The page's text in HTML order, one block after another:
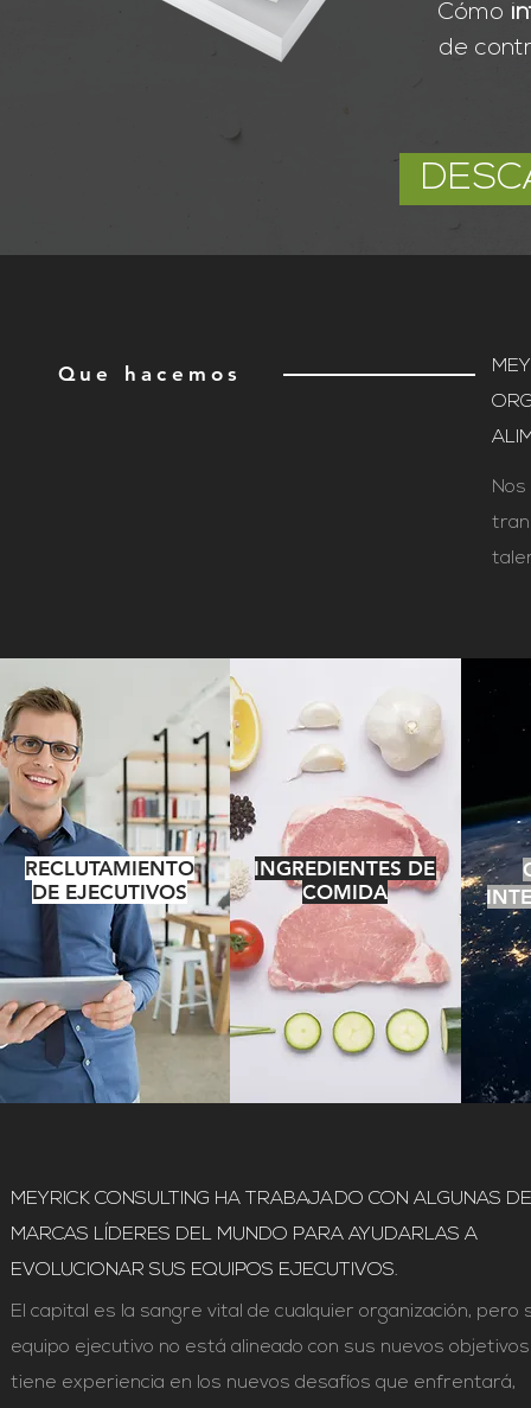
Cómo
de
Que hacemos
RECLUTAMIENTO
DE EJECUTIVOS
INGREDIENTES DE
COMIDA
MEYRICK CONSULTING HA TRABAJADO CON ALGUNAS
MARCAS LÍDERES DEL MUNDO PARA AYUDARLAS A
EVOLUCIONAR SUS EQUIPOS EJECUTIVOS.
El capital es la sangre vital de cualquier organización, pero
equipo ejecutivo no está alineado con sus nuevos
tiene experiencia en los nuevos desafíos que enfrentará,